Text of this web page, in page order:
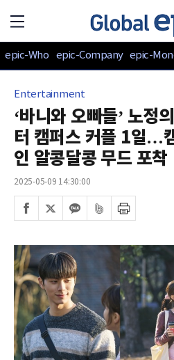
epic-Who epic-Company epic-
Entertainment
‘바니와 오빠들’ 노정
터 캠퍼스 커플 1일…
인 알콩달콩 무드 포착
2025-05-09 14:30:00